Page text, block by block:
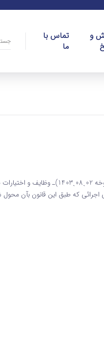
و
تماس با
ما
ماده 19 قانون تامین اجتماعی ماده 19 قانون تامین اجتماعی –
تصویب آئین ‌نامه ‌های اجرائی که طبق این قانون